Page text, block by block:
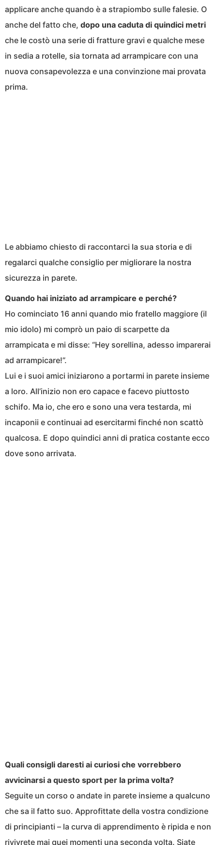
applicare anche quando è a strapiombo sulle falesie. O
anche del fatto che, dopo una caduta di quindici metri
che le costò una serie di fratture gravi e qualche mese
in sedia a rotelle, sia tornata ad arrampicare con una
nuova consapevolezza e una convinzione mai provata
prima.
Le abbiamo chiesto di raccontarci la sua storia e di
regalarci qualche consiglio per migliorare la nostra
sicurezza in parete.
Quando hai iniziato ad arrampicare e perché?
Ho cominciato 16 anni quando mio fratello maggiore (il
mio idolo) mi comprò un paio di scarpette da
arrampicata e mi disse: “Hey sorellina, adesso imparerai
ad arrampicare!”.
Lui e i suoi amici iniziarono a portarmi in parete insieme
a loro. All’inizio non ero capace e facevo piuttosto
schifo. Ma io, che ero e sono una vera testarda, mi
incaponii e continuai ad esercitarmi finché non scattò
qualcosa. E dopo quindici anni di pratica costante ecco
dove sono arrivata.
Quali consigli daresti ai curiosi che vorrebbero
avvicinarsi a questo sport per la prima volta?
Seguite un corso o andate in parete insieme a qualcuno
che sa il fatto suo. Approfittate della vostra condizione
di principianti – la curva di apprendimento è ripida e non
rivivrete mai quei momenti una seconda volta. Siate